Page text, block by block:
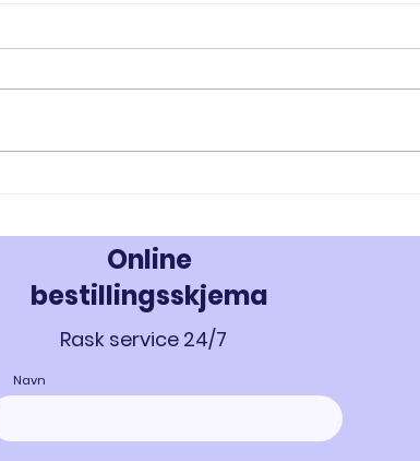
Kjøp Testolone i Norge
677 i
Online
bestillingsskjema
Rask service 24/7
Navn